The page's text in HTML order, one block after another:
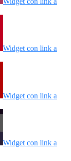
Widget con link a
Widget con link a
Widget con link a